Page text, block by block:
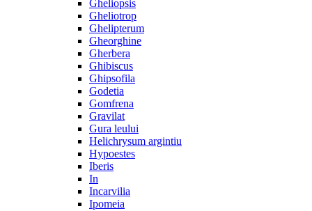
Gheliopsis
Gheliotrop
Ghelipterum
Gheorghine
Gherbera
Ghibiscus
Ghipsofila
Godetia
Gomfrena
Gravilat
Gura leului
Helichrysum argintiu
Hypoestes
Iberis
In
Incarvilia
Ipomeia